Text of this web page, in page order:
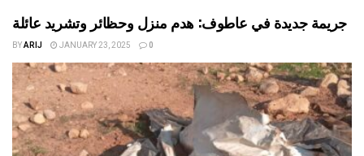
جريمة جديدة في عاطوف: هدم منزل وحظائر وتشريد عائلة
BYARIJ JANUARY 23, 2025 0